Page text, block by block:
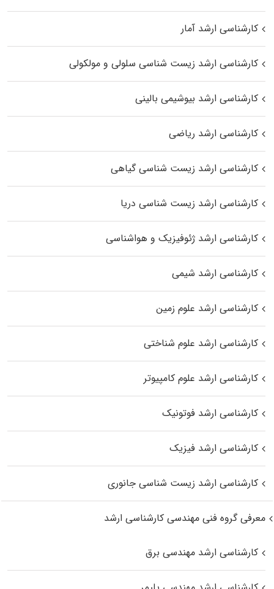
کارشناسی ارشد آمار
کارشناسی ارشد زیست شناسی سلولی و مولکولی
کارشناسی ارشد بیوشیمی بالینی
کارشناسی ارشد ریاضی
کارشناسی ارشد زیست‌ شناسی گیاهی
کارشناسی ارشد زیست‌ شناسی دریا
کارشناسی ارشد ژئوفیزیک و هواشناسی
کارشناسی ارشد شیمی
کارشناسی ارشد علوم زمین
کارشناسی ارشد علوم شناختی
کارشناسی ارشد علوم کامپیوتر
کارشناسی ارشد فوتونیک
کارشناسی ارشد فیزیک
کارشناسی ارشد زیست‌ شناسی جانوری
معرفی گروه فنی مهندسی کارشناسی ارشد
کارشناسی ارشد مهندسی برق